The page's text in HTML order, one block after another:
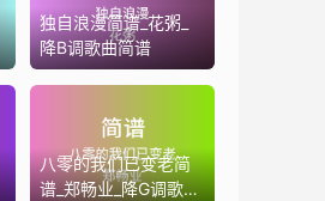
独自浪漫简谱_花粥_
降B调歌曲简谱
八零的我们已变老简
谱_郑畅业_降G调歌曲